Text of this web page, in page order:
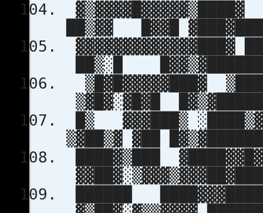
██▒▓▓ █▓▓█
██▒░█
▒▓█▓░▓█▓█
█▒ ▓▓▓███▒
▒▓██▒▓ ▓██
████▓▒███
██████